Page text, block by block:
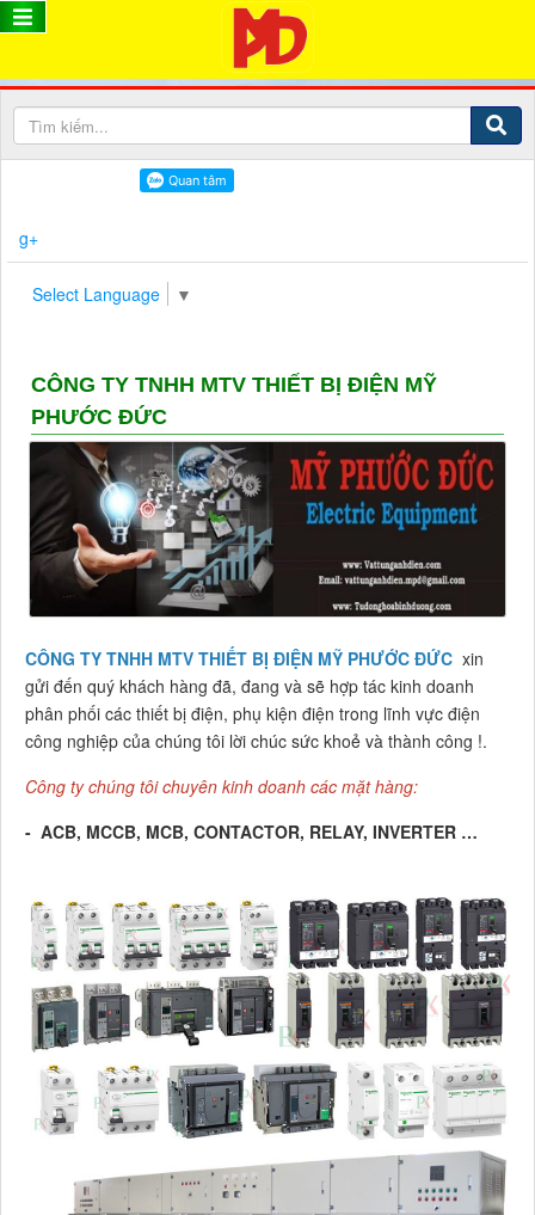
g+
Select Language ▼
CÔNG TY TNHH MTV THIẾT BỊ ĐIỆN MỸ
PHƯỚC ĐỨC
CÔNG TY TNHH MTV THIẾT BỊ ĐIỆN MỸ PHƯỚC ĐỨC xin
gửi đến quý khách hàng đã, đang và sẽ hợp tác kinh doanh
phân phối các thiết bị điện, phụ kiện điện trong lĩnh vực điện
công nghiệp của chúng tôi lời chúc sức khoẻ và thành công !.
Công ty chúng tôi chuyên kinh doanh các mặt hàng:
- ACB, MCCB, MCB, CONTACTOR, RELAY, INVERTER …